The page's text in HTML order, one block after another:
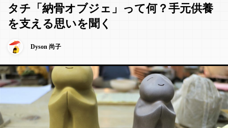
タチ「納骨オブジェ」って何？手元供養
を支える思いを聞く
Dyson 尚子